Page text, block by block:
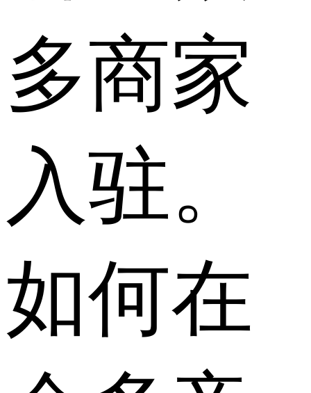
多商家
入驻。
如何在